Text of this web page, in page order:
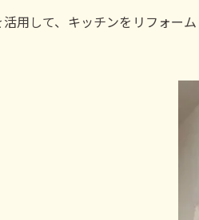
用して、キッチンをリフォーム